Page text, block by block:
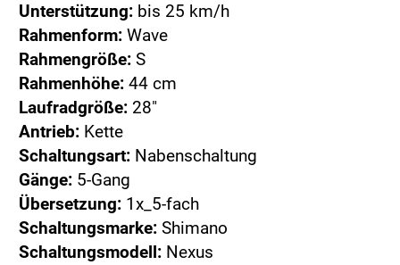
Unterstützung: bis 25 km/h
Rahmenform: Wave
Rahmengröße: S
Rahmenhöhe: 44 cm
Laufradgröße: 28"
Antrieb: Kette
Schaltungsart: Nabenschaltung
Gänge: 5-Gang
Übersetzung: 1x_5-fach
Schaltungsmarke: Shimano
Schaltungsmodell: Nexus